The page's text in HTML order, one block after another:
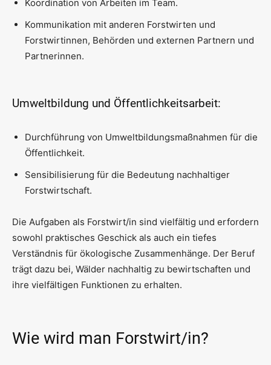
Koordination von Arbeiten im Team.
Kommunikation mit anderen Forstwirten und
Forstwirtinnen, Behörden und externen Partnern und
Partnerinnen.
Umweltbildung und Öffentlichkeitsarbeit:
Durchführung von Umweltbildungsmaßnahmen für die
Öffentlichkeit.
Sensibilisierung für die Bedeutung nachhaltiger
Forstwirtschaft.
Die Aufgaben als Forstwirt/in sind vielfältig und erfordern
sowohl praktisches Geschick als auch ein tiefes
Verständnis für ökologische Zusammenhänge. Der Beruf
trägt dazu bei, Wälder nachhaltig zu bewirtschaften und
ihre vielfältigen Funktionen zu erhalten.
Wie wird man Forstwirt/in?